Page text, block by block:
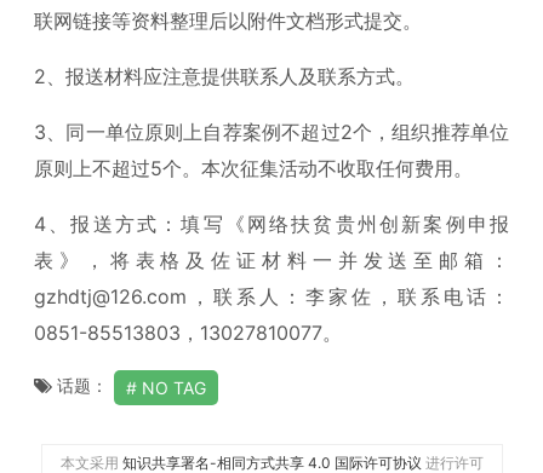
联网链接等资料整理后以附件文档形式提交。
2、报送材料应注意提供联系人及联系方式。
3、同一单位原则上自荐案例不超过2个，组织推荐单位
原则上不超过5个。本次征集活动不收取任何费用。
4、报送方式：填写《网络扶贫贵州创新案例申报
表》，将表格及佐证材料一并发送至邮箱：
gzhdtj@126.com，联系人：李家佐，联系电话：
0851-85513803，13027810077。
话题： NO TAG
本文采用 知识共享署名-相同方式共享 4.0 国际许可协议 进行许可